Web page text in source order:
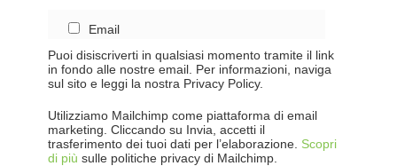
Email
Puoi disiscriverti in qualsiasi momento tramite il link
in fondo alle nostre email. Per informazioni, naviga
sul sito e leggi la nostra Privacy Policy.
Utilizziamo Mailchimp come piattaforma di email
marketing. Cliccando su Invia, accetti il
trasferimento dei tuoi dati per l’elaborazione. Scopri
di più sulle politiche privacy di Mailchimp.